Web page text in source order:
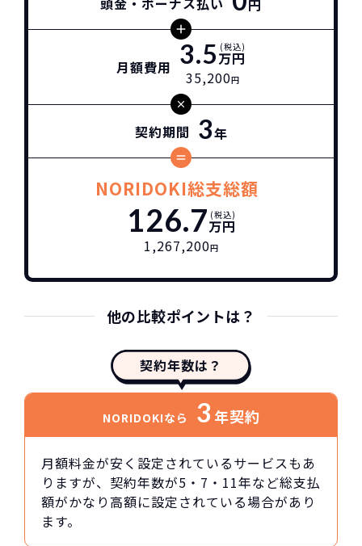
円
月額費用 3.5万円
(税込)
35,200円
契約期間 3年
NORIDOKI総支総額
126.7万円
(税込)
1,267,200円
他の比較ポイントは？
契約年数は？
NORIDOKIなら 3 年契約
月額料金が安く設定されているサービスもあ
りますが、契約年数が5・7・11年など総支払
額がかなり高額に設定されている場合があり
ます。